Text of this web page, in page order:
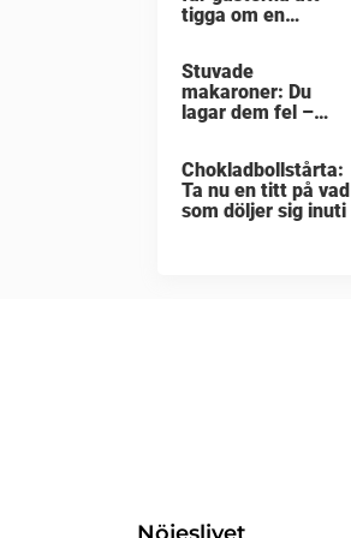
tigga om en
Stuvade
makaroner: Du
lagar dem fel –
Chokladbollstårta:
Ta nu en titt på vad
som döljer sig inuti